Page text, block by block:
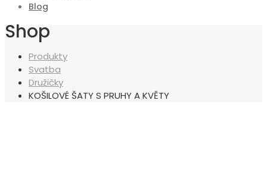
Blog
Shop
Produkty
Svatba
Družičky
KOŠILOVÉ ŠATY S PRUHY A KVĚTY